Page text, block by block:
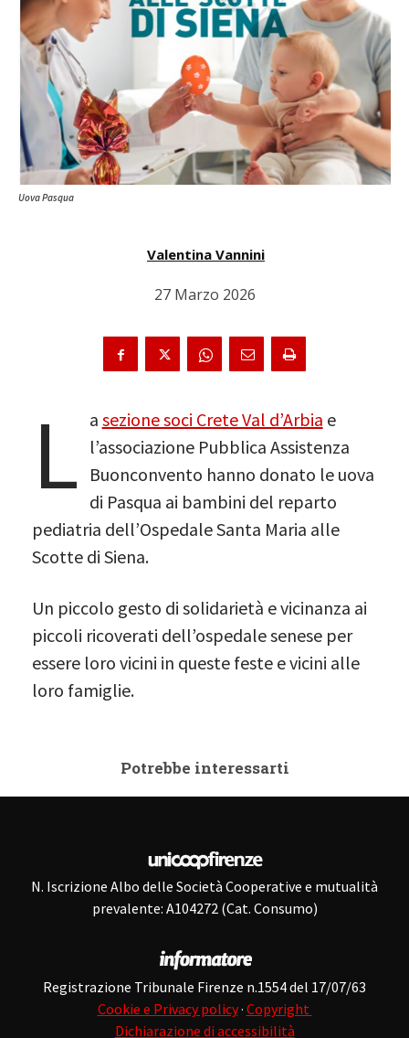
Uova Pasqua
Valentina Vannini
27 Marzo 2026
L a sezione soci Crete Val d’Arbia e
l’associazione Pubblica Assistenza
Buonconvento hanno donato le uova
di Pasqua ai bambini del reparto
pediatria dell’Ospedale Santa Maria alle
Scotte di Siena.
Un piccolo gesto di solidarietà e vicinanza ai
piccoli ricoverati dell’ospedale senese per
essere loro vicini in queste feste e vicini alle
loro famiglie.
Potrebbe interessarti
N. Iscrizione Albo delle Società Cooperative e mutualità
prevalente: A104272 (Cat. Consumo)
Registrazione Tribunale Firenze n.1554 del 17/07/63
Cookie e Privacy policy· Copyright
Dichiarazione di accessibilità